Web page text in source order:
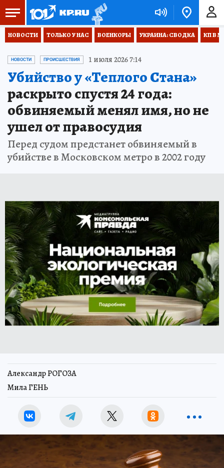
НОВОСТИ ТОЛЬКО У НАС ВОЕНКОРЫ УКРАИНА: СВОДКА КП В
НОВОСТИ ПРОИСШЕСТВИЯ 1 июля 2026 7:14
Убийство у «Теплого Стана»
раскрыто спустя 24 года:
обвиняемый менял имя, но не
ушел от правосудия
Перед судом предстанет обвиняемый в
убийстве в Московском метро в 2002 году
Александр РОГОЗА
Мила ГЕНЬ